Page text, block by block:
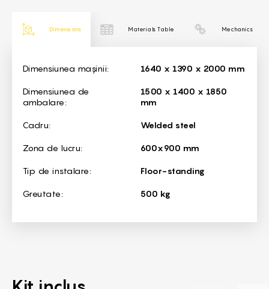
Dimensions Materials Table Mechanics
Dimensions
Dimensiunea mașinii: 1640 x 1390 x 2000 mm
Dimensiunea de
ambalare:
1500 x 1400 x 1850
mm
Cadru: Welded steel
Zona de lucru: 600x900 mm
Tip de instalare: Floor-standing
Greutate: 500 kg